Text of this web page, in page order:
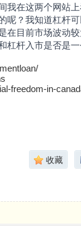
我在这两个网站
？我知道杠杆
在目前市场波动
杠杆入市是否是
freedom-in-
收藏